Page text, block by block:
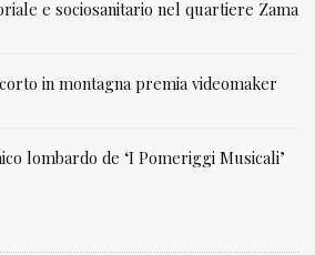
e sociosanitario nel quartiere Zama
in montagna premia videomaker
lombardo de ‘I Pomeriggi Musicali’